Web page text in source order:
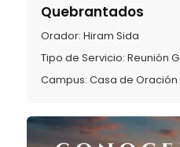
Quebrantados
Orador: Hiram Sida
Tipo de Servicio: Reunión
Campus: Casa de